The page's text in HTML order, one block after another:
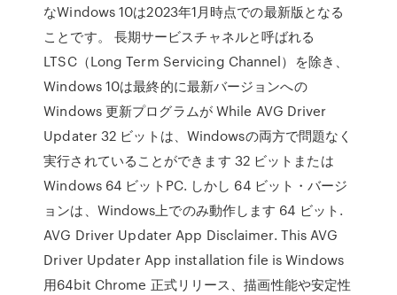
なWindows 10は2023年1月時点での最新版となる
ことです。 長期サービスチャネルと呼ばれる
LTSC（Long Term Servicing Channel）を除き、
Windows 10は最終的に最新バージョンへの
Windows 更新プログラムが While AVG Driver
Updater 32 ビットは、Windowsの両方で問題なく
実行されていることができます 32 ビットまたは
Windows 64 ビットPC. しかし 64 ビット・バージ
ョンは、Windows上でのみ動作します 64 ビット.
AVG Driver Updater App Disclaimer. This AVG
Driver Updater App installation file is Windows
用64bit Chrome 正式リリース、描画性能や安定性